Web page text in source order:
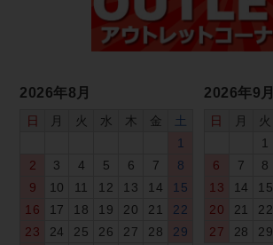
2026年8月
日 月 火 水 木 金
土
1
2
3 4 5 6 7
8
9
10 11 12 13 14
15
16
17 18 19 20 21
22
23
24 25 26 27 28
29
2026年9月
日 月 火
1
6
7 8
13
14 15
20
21 22
27
28 29